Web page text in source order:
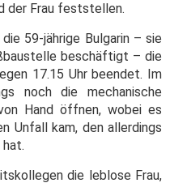
der Frau feststellen.
59-jährige Bulgarin – sie
beschäftigt – die
17.15 Uhr beendet. Im
noch die mechanische
Hand öffnen, wobei es
Unfall kam, den allerdings
die leblose Frau,